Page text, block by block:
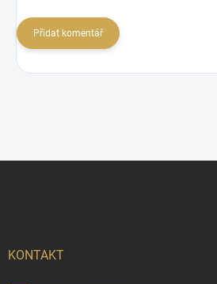
Přidat komentář
KONTAKT